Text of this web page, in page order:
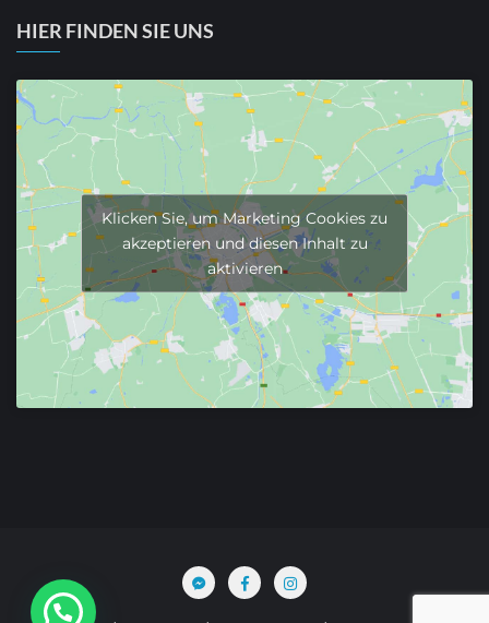
HIER FINDEN SIE UNS
Klicken Sie, um Marketing Cookies zu
akzeptieren und diesen Inhalt zu
aktivieren